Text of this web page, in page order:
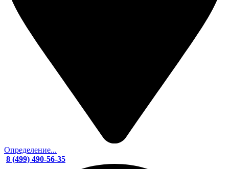
Определение...
8 (499) 490-56-35